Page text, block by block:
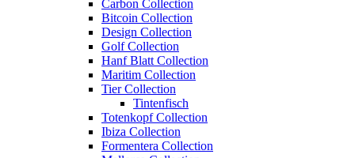
Carbon Collection
Bitcoin Collection
Design Collection
Golf Collection
Hanf Blatt Collection
Maritim Collection
Tier Collection
Tintenfisch
Totenkopf Collection
Ibiza Collection
Formentera Collection